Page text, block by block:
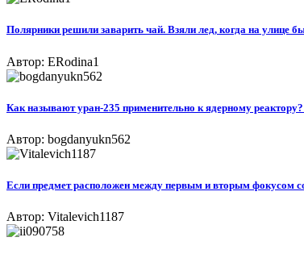
Полярники решили заварить чай. Взяли лед, когда на улице
Автор: ERodina1
Как называют уран-235 применительно к ядерному
Автор: bogdanyukn562
Если предмет расположен между первым и вторым фокусом
Автор: Vitalevich1187